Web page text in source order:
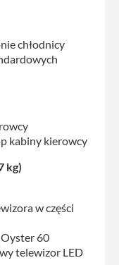
chłodnicy
kabiny kierowcy
kg)
w części
60
telewizor LED